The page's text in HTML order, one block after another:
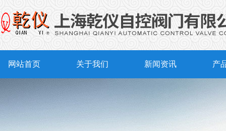
网站首页 关于我们 新闻资讯 产